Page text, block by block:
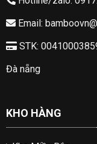
Email:
STK:
Đà nẵng
KHO HÀNG